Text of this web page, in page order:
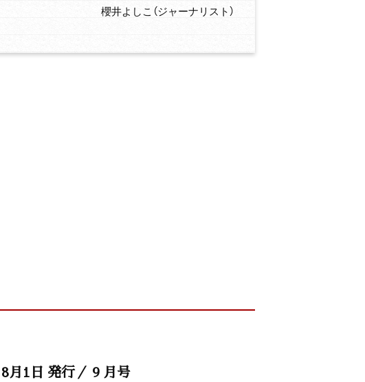
櫻井よしこ（ジャーナリスト）
8月1日 発行／ 9 月号